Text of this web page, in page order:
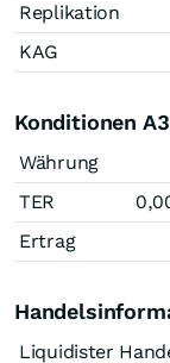
Replikation
KAG
Konditionen
Währung
TER
Ertrag
Liquidister